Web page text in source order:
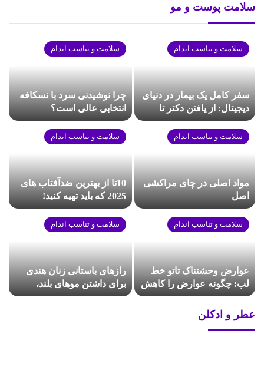
سلامت پوست و مو
سلامت و تناسب اندام
سفر کامل یک بیمار در دنیای
دیجیتال: از یافتن دکتر تا
خرید دارو آنلاین
سلامت و تناسب اندام
چرا نوشیدنی سرد با نسکافه
انتخابی عالی است؟
سلامت و تناسب اندام
مواد اصلی در چای مراکشی
اصل
سلامت و تناسب اندام
10تا از بهترین ضدآفتاب های
2025 که باید تهیه کنید!
[+پیشنهاد متخصصان]
سلامت و تناسب اندام
عوارض وحشتناک تاتو خط
لب: چگونه عوارض را کاهش
دهیم؟
سلامت و تناسب اندام
رازهای باستانی زنان هندی
برای داشتن موهای بلند،
پرپشت و درخشان
عطر و ادکلن